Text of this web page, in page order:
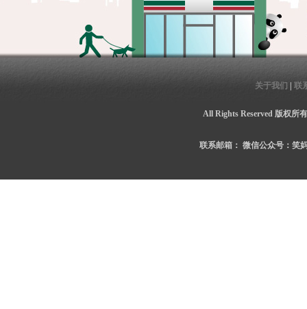
关于我们 联
All Rights Reserved 版权
联系邮箱： 微信公众号：笑